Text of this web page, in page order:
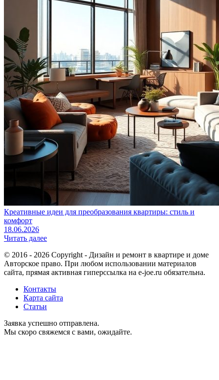
Креативные идеи для преобразования квартиры: стиль и
комфорт
18.06.2026
Читать далее
© 2016 - 2026 Copyright - Дизайн и ремонт в квартире и доме
Авторское право. При любом использовании материалов
сайта, прямая активная гиперссылка на e-joe.ru обязательна.
Контакты
Карта сайта
Статьи
Заявка успешно отправлена.
Мы скоро свяжемся с вами, ожидайте.